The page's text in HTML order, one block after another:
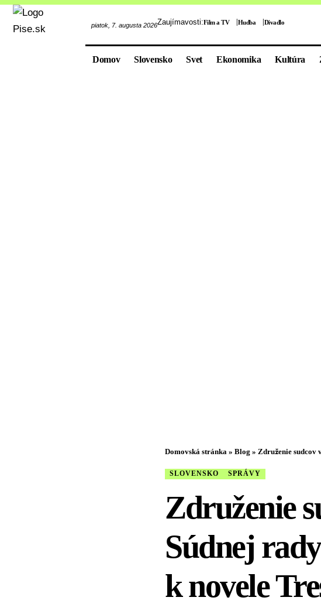
piatok, 7. augusta 2026Zaujímavosti:Film a TV Hudba Divadlo
Domov Slovensko Svet Ekonomika Kultúra
Domovská stránka » Blog » Združenie sudcov
SLOVENSKO SPRÁVY
Združenie
Súdnej
k novele